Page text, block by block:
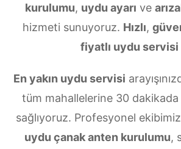
kurulumu, uydu ayarı ve
hizmeti sunuyoruz. Hızlı,
fiyatlı uydu servisi
En yakın uydu servisi
tüm mahallelerine 30
sağlıyoruz. Profesyonel
uydu çanak anten kurulumu,